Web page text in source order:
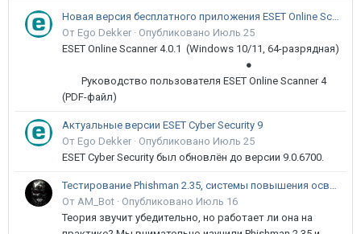
Новая версия бесплатного приложения ESET Online Scanner доступна пользователям
От Ego Dekker · Опубликовано Июль 25
ESET Online Scanner 4.0.1 (Windows 10/11, 64-разрядная)
●
Руководство пользователя ESET Online Scanner 4
(PDF-файл)
Актуальные версии ESET Cyber Security 9
От Ego Dekker · Опубликовано Июль 25
ESET Cyber Security был обновлён до версии 9.0.6700.
Тестирование Phishman 2.35, системы повышения осведомлённости пользователей в сфере ИБ
От AM_Bot · Опубликовано Июль 16
Теория звучит убедительно, но работает ли она на